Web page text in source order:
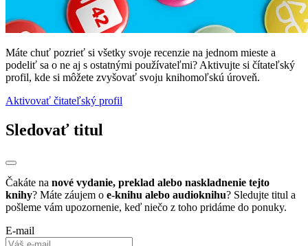
Máte chuť pozrieť si všetky svoje recenzie na jednom mieste a
podeliť sa o ne aj s ostatnými používateľmi? Aktivujte si čítateľský
profil, kde si môžete zvyšovať svoju knihomoľskú úroveň.
Aktivovať čitateľský profil
Sledovať titul
Čakáte na nové vydanie, preklad alebo naskladnenie tejto
knihy? Máte záujem o e-knihu alebo audioknihu? Sledujte titul a
pošleme vám upozornenie, keď niečo z toho pridáme do ponuky.
E-mail